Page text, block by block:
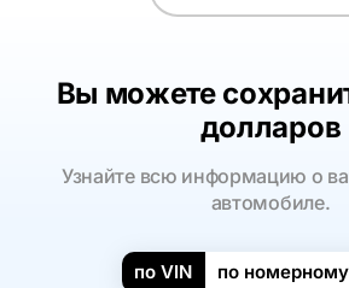
Вы можете
долларов
Узнайте всю информацию о
автомобиле.
по VIN по